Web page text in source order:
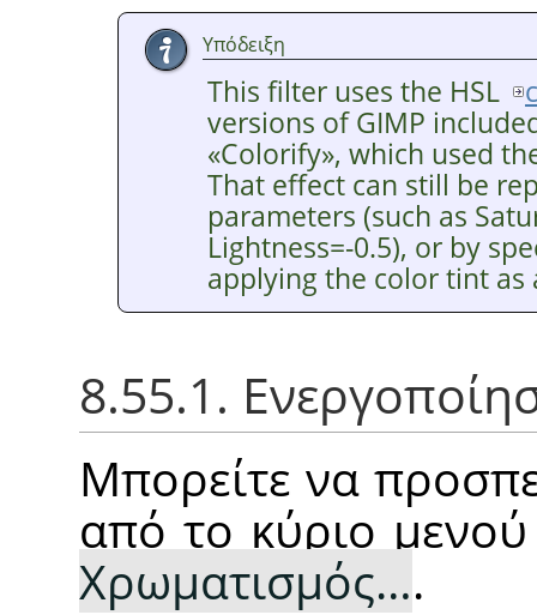
Υπόδειξη
This filter uses the HSL
versions of GIMP
«Colorify», which used
That effect can still be
parameters (such as
Lightness=-0.5), or by
applying the color tint as
8.55.1.
Μπορείτε να
από το κύριο
Χρωματισμός….